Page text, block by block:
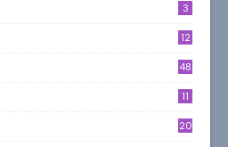
3
12
48
11
20